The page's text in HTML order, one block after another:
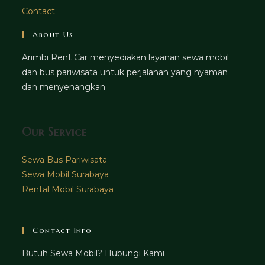
Contact
About Us
Arimbi Rent Car menyediakan layanan sewa mobil
dan bus pariwisata untuk perjalanan yang nyaman
dan menyenangkan
Our Service
Sewa Bus Pariwisata
Sewa Mobil Surabaya
Rental Mobil Surabaya
Contact Info
Butuh Sewa Mobil? Hubungi Kami